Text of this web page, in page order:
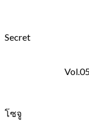
Secret
โซจู